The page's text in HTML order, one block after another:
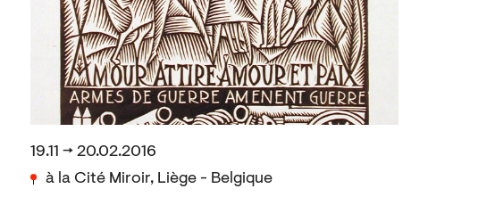
19.11 → 20.02.2016
à la Cité Miroir, Liège - Belgique